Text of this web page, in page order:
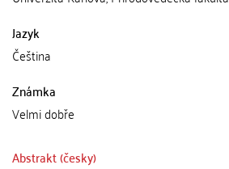
Jazyk
Čeština
Známka
Velmi dobře
Abstrakt (česky)